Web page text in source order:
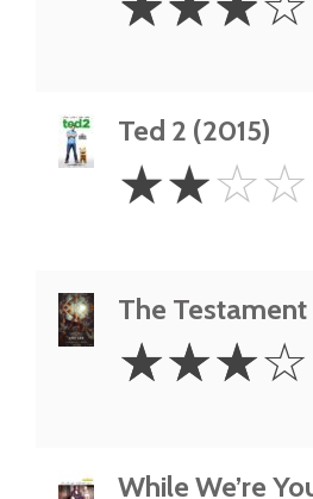
Stars
Ted 2 (2015)
Stars
☆☆☆☆
The
Stars
☆☆☆☆
While We’re